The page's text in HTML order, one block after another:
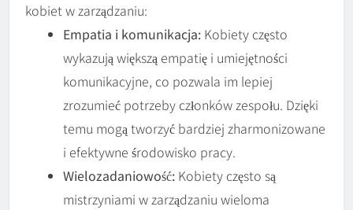
kobiet w zarządzaniu:
Empatia i komunikacja: Kobiety często
wykazują większą empatię i umiejętności
komunikacyjne, co pozwala im lepiej
zrozumieć potrzeby członków zespołu. Dzięki
temu mogą tworzyć bardziej zharmonizowane
i efektywne środowisko pracy.
Wielozadaniowość: Kobiety często są
mistrzyniami w zarządzaniu wieloma